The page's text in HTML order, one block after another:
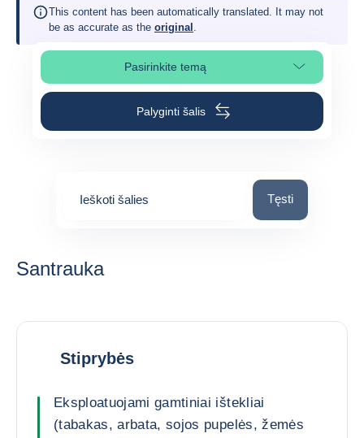
This content has been automatically translated. It may not
be as accurate as the original .
Pasirinkite temąPasirinkite puslapio skiltį
Palyginti šalis
Ieškoti šalies Ieškoti šalies
Tęsti
Santrauka
Stiprybės
Eksploatuojami gamtiniai ištekliai
(tabakas, arbata, sojos pupelės, žemės